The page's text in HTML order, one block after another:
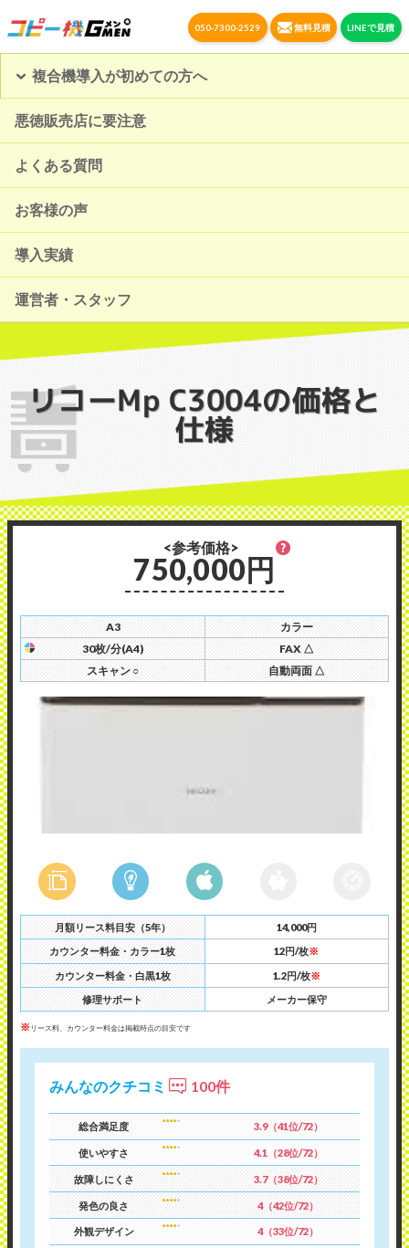
050-7300-2529 無料見積 LINEで見積
複合機導入が初めての方へ
悪徳販売店に要注意
よくある質問
お客様の声
導入実績
運営者・スタッフ
リコーMp C3004の価格と
仕様
<参考価格>
750,000円
A3
カラー
30枚/分(A4)
FAX △
スキャン ○
自動両面 △
月額リース料目安（5年） 14,000円
カウンター料金・カラー1枚 12円/枚※
カウンター料金・白黒1枚 1.2円/枚※
修理サポート メーカー保守
※ リース料、カウンター料金は掲載時点の目安です
みんなのクチコミ 100件
総合満足度 3.9（41位/72）
使いやすさ 4.1（28位/72）
故障しにくさ 3.7（38位/72）
発色の良さ 4（42位/72）
外観デザイン 4（33位/72）